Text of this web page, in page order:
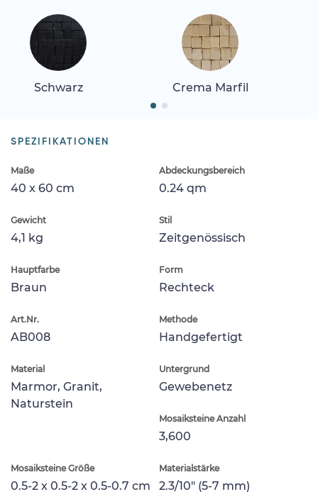
Schwarz Crema Marfil
SPEZIFIKATIONEN
Maße
40 x 60 cm
Abdeckungsbereich
0.24 qm
Gewicht
4,1 kg
Stil
Zeitgenössisch
Hauptfarbe
Braun
Form
Rechteck
Art.Nr.
AB008
Methode
Handgefertigt
Material
Marmor, Granit,
Naturstein
Untergrund
Gewebenetz
Mosaiksteine Anzahl
3,600
Mosaiksteine Größe
0.5-2 x 0.5-2 x 0.5-0.7 cm
Materialstärke
2.3/10" (5-7 mm)